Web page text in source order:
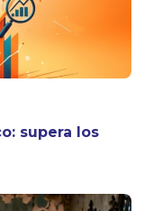
supera los